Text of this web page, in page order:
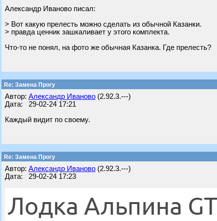
Александр Иваново писал:
> Вот какую прелесть можно сделать из обычной Казанки.
> правда ценник зашкаливает у этого комплекта.
Что-то не понял, на фото же обычная Казанка. Где прелесть?
Re: Замена Прогу
Автор: Александр Иваново (2.92.3.---)
Дата: 29-02-24 17:21
Каждый видит по своему.
Re: Замена Прогу
Автор: Александр Иваново (2.92.3.---)
Дата: 29-02-24 17:23